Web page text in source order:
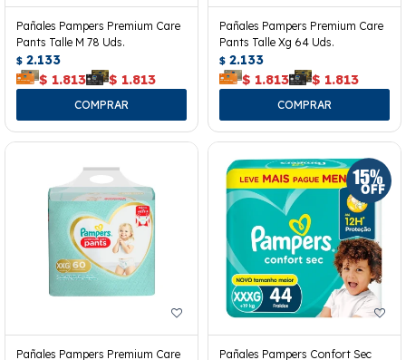
Pañales Pampers Premium Care
Pants Talle M 78 Uds.
$ 2.133
$ 1.813 $ 1.813
Pañales Pampers Premium Care
Pants Talle Xg 64 Uds.
$ 2.133
$ 1.813 $ 1.813
Pañales Pampers Premium Care
Pañales Pampers Confort Sec